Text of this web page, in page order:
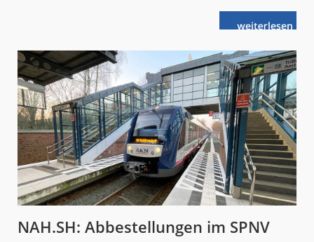
weiterlese
nD-
weiter
ungewiss
NAH.SH: Abbestellungen im SPNV